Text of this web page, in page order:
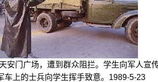
门广场，遭到群众阻拦。学生向军人宣
车上的士兵向学生挥手致意。1989-5-23